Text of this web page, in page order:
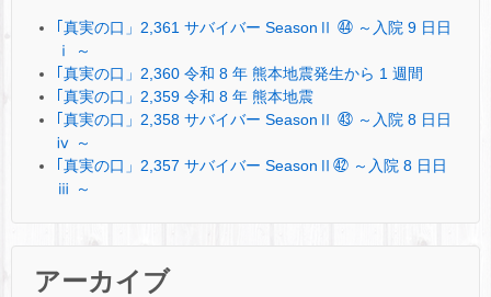
｢真実の口」2,361 サバイバー SeasonⅡ ㊹ ～入院 9 日日
ⅰ ～
｢真実の口」2,360 令和 8 年 熊本地震発生から 1 週間
｢真実の口」2,359 令和 8 年 熊本地震
｢真実の口」2,358 サバイバー SeasonⅡ ㊸ ～入院 8 日日
ⅳ ～
｢真実の口」2,357 サバイバー SeasonⅡ㊷ ～入院 8 日日
ⅲ ～
アーカイブ